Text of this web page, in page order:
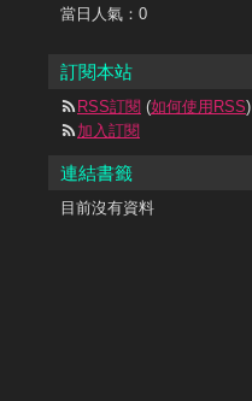
當日人氣： 0
訂閱本站
RSS訂閱 (如何使用RSS)
加入訂閱
連結書籤
目前沒有資料